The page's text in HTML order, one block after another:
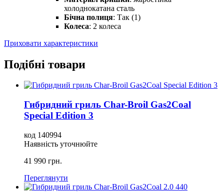
холоднокатана сталь
Бічна полиця: Так (1)
Колеса: 2 колеса
Приховати характеристики
Подібні товари
Гибридний гриль Char-Broil Gas2Coal
Special Edition 3
код 140994
Наявність уточнюйте
41 990 грн.
Переглянути